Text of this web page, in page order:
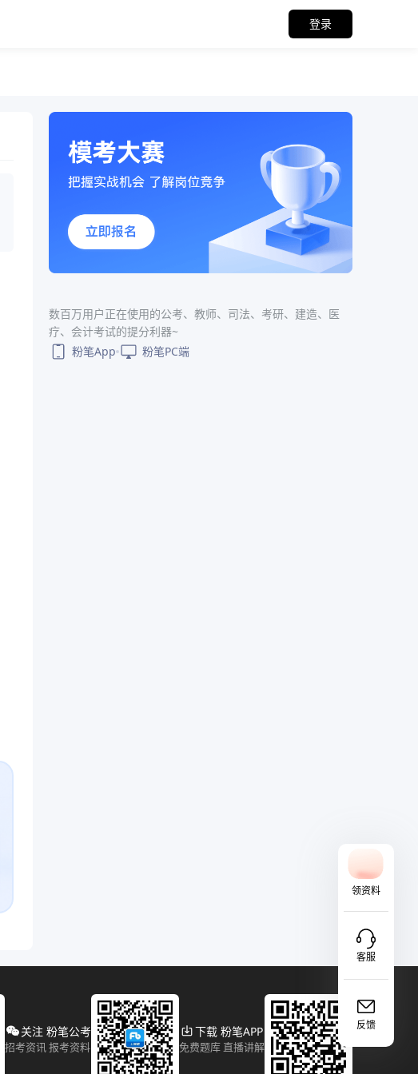
登录
数百万用户正在使用的公考、教师、司法、考研、建造、医
疗、会计考试的提分利器~
粉笔App
粉笔PC端
领资料
客服
反馈
关注 粉笔公考
招考资讯 报考资料
下载 粉笔APP
免费题库 直播讲解